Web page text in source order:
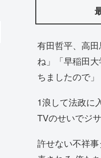
有田哲平、高
ね」「早稲田
ちましたので」
1浪して法政に
TVのせいでジ
許せない不祥